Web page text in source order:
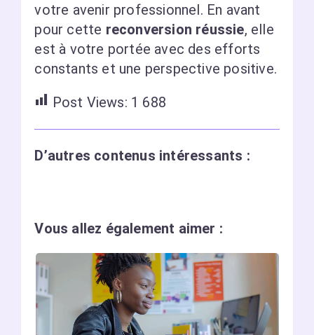
votre avenir professionnel. En avant
pour cette reconversion réussie, elle
est à votre portée avec des efforts
constants et une perspective positive.
Post Views: 1 688
D’autres contenus intéressants :
Vous allez également aimer :